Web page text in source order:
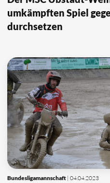
umkämpften Spiel
durchsetzen
Bundesligamannschaft | 04.04.2023